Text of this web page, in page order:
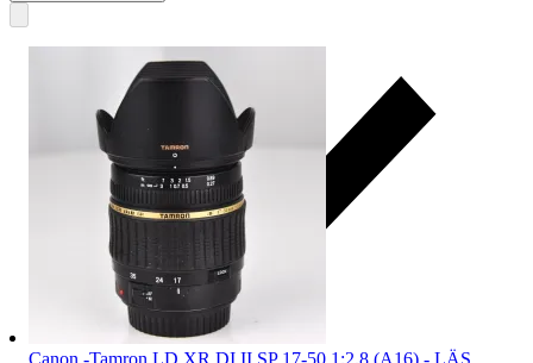
Canon -Tamron LD XR DI II SP 17-50 1:2.8 (A16) - LÄS